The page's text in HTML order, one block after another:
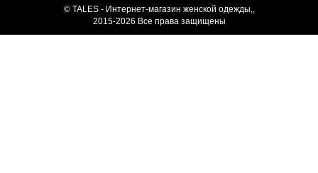
© TALES - Интернет-магазин женской одежды,,
2015-2026 Все права защищены